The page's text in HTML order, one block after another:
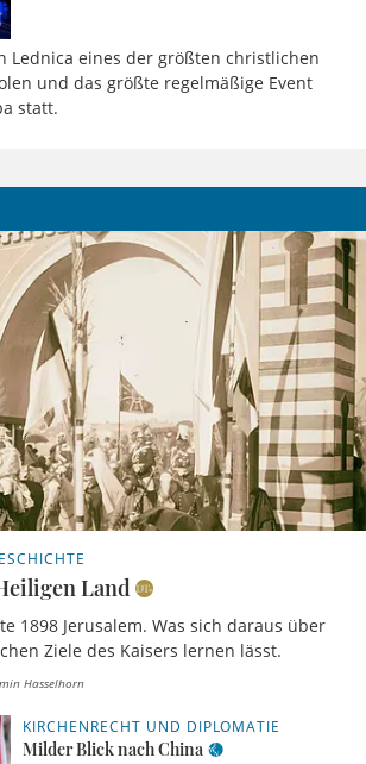
Lednica eines der größten christlichen
und das größte regelmäßige Event
statt.
Land
1898 Jerusalem. Was sich daraus über
Ziele des Kaisers lernen lässt.
Hasselhorn
KIRCHENRECHT UND DIPLOMATIE
Milder Blick nach China